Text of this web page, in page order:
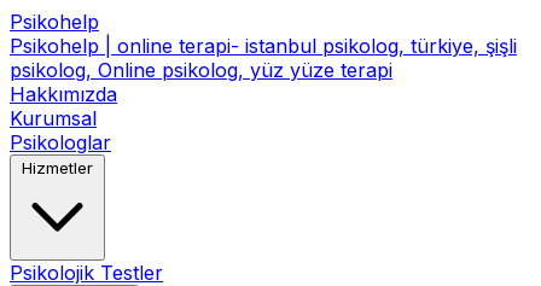
Psikohelp
Psikohelp | online terapi- istanbul psikolog, türkiye, şişli
psikolog, Online psikolog, yüz yüze terapi
Hakkımızda
Kurumsal
Psikologlar
Hizmetler
Psikolojik Testler